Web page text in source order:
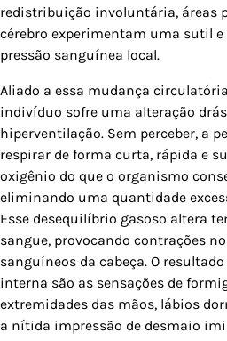
redistribuição involuntária, áreas
cérebro experimentam uma sutil
pressão sanguínea local.
Aliado a essa mudança
indivíduo sofre uma alteração
hiperventilação. Sem perceber, a
respirar de forma curta, rápida e
oxigênio do que o organismo
eliminando uma quantidade
Esse desequilíbrio gasoso altera
sangue, provocando contrações
sanguíneos da cabeça. O
interna são as sensações de
extremidades das mãos, lábios
a nítida impressão de desmaio